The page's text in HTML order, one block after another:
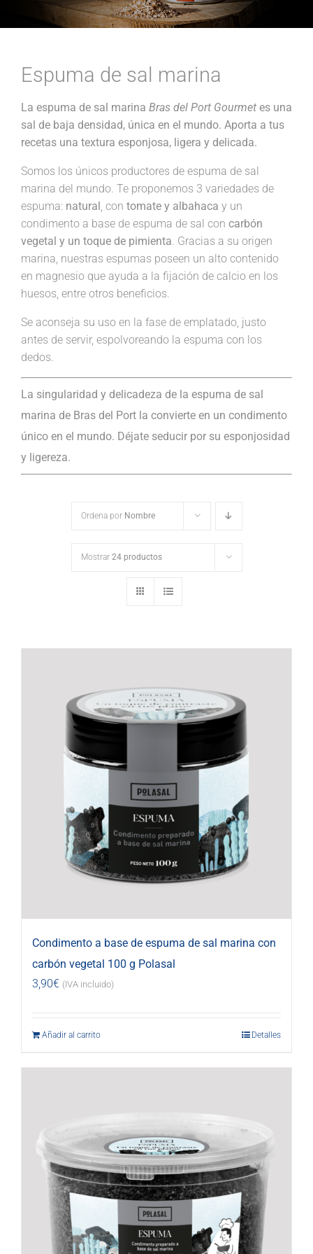
Espuma de sal marina
La espuma de sal marina Bras del Port Gourmet es una
sal de baja densidad, única en el mundo. Aporta a tus
recetas una textura esponjosa, ligera y delicada.
Somos los únicos productores de espuma de sal
marina del mundo. Te proponemos 3 variedades de
espuma: natural, con tomate y albahaca y un
condimento a base de espuma de sal con carbón
vegetal y un toque de pimienta. Gracias a su origen
marina, nuestras espumas poseen un alto contenido
en magnesio que ayuda a la fijación de calcio en los
huesos, entre otros beneficios.
Se aconseja su uso en la fase de emplatado, justo
antes de servir, espolvoreando la espuma con los
dedos.
La singularidad y delicadeza de la espuma de sal
marina de Bras del Port la convierte en un condimento
único en el mundo. Déjate seducir por su esponjosidad
y ligereza.
Ordena por Nombre
Mostrar 24 productos
Condimento a base de espuma de sal marina con
carbón vegetal 100 g Polasal
3,90€ (IVA incluido)
Añadir al carrito Detalles